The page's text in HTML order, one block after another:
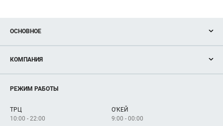
ОСНОВНОЕ
Новости
Магазины
Услуги
КОМПАНИЯ
Рекламодателям
Как добраться
РЕЖИМ РАБОТЫ
ТРЦ
10:00 - 22:00
О'КЕЙ
9:00 - 00:00